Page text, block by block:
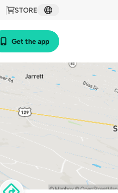
STORE
Get the app